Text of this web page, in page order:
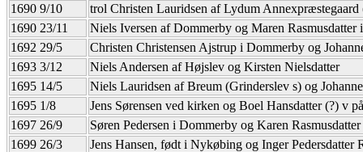
1690 9/10
trol Christen Lauridsen af Lydum
1690 23/11
Niels Iversen af Dommerby og Maren Rasmusdatter
1692 29/5
Christen Christensen Ajstrup i Dommerby og
1693 3/12
Niels Andersen af Højslev og Kirsten Nielsdatter
1695 14/5
Niels Lauridsen af Breum (Grinderslev s) og
1695 1/8
Jens Sørensen ved kirken og Boel Hansdatter (?) v
1697 26/9
Søren Pedersen i Dommerby og Karen
1699 26/3
Jens Hansen, født i Nykøbing og Inger Pedersdatter